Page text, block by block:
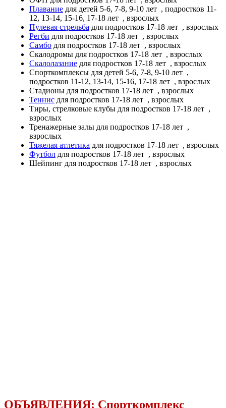
Плавание для детей 5-6, 7-8, 9-10 лет , подростков 11-
12, 13-14, 15-16, 17-18 лет , взрослых
Пулевая стрельба для подростков 17-18 лет , взрослых
Регби для подростков 17-18 лет , взрослых
Самбо для подростков 17-18 лет , взрослых
Скалодромы для подростков 17-18 лет , взрослых
Скалолазание для подростков 17-18 лет , взрослых
Спорткомплексы для детей 5-6, 7-8, 9-10 лет ,
подростков 11-12, 13-14, 15-16, 17-18 лет , взрослых
Стадионы для подростков 17-18 лет , взрослых
Теннис для подростков 17-18 лет , взрослых
Тиры, стрелковые клубы для подростков 17-18 лет ,
взрослых
Тренажерные залы для подростков 17-18 лет ,
взрослых
Тяжелая атлетика для подростков 17-18 лет , взрослых
Футбол для подростков 17-18 лет , взрослых
Шейпинг для подростков 17-18 лет , взрослых
ОБЪЯВЛЕНИЯ: Спорткомплекс